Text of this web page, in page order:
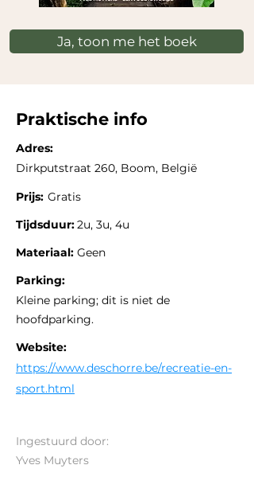
Ja, toon me het boek
Praktische info
Adres:
Dirkputstraat 260, Boom, België
Prijs: Gratis
Tijdsduur:2u, 3u, 4u
Materiaal: Geen
Parking:
Kleine parking; dit is niet de
hoofdparking.
Website:
https://www.deschorre.be/recreatie-en-
sport.html
Ingestuurd door:
Yves Muyters